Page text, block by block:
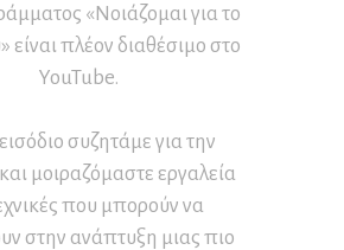
«Νοιάζομαι για το
είναι πλέον διαθέσιμο στο
YouTube.
συζητάμε για την
μοιραζόμαστε εργαλεία
που μπορούν να
στην ανάπτυξη μιας πιο